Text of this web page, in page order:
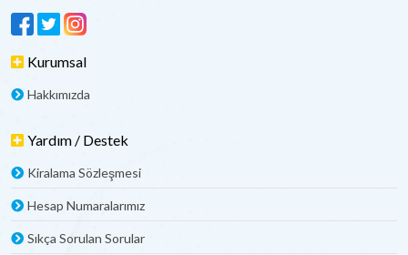
Kurumsal
Hakkımızda
Yardım / Destek
Kiralama Sözleşmesi
Hesap Numaralarımız
Sıkça Sorulan Sorular